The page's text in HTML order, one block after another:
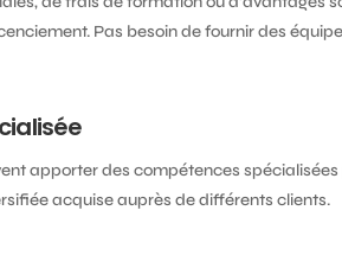
Pas besoin de fournir des
apporter des compétences
acquise auprès de différents clients.